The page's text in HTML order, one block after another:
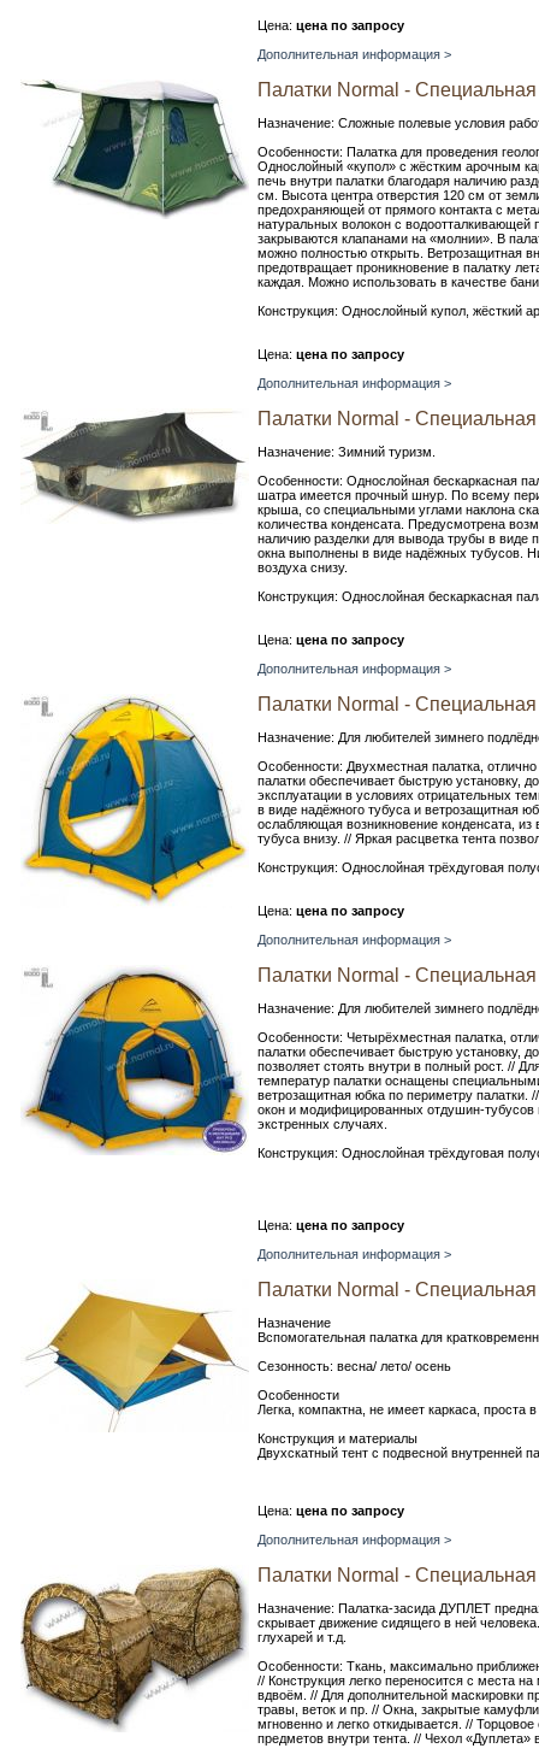
Цена: цена по запросу
Дополнительная информация >
Палатки Normal -
Назначение: Сложные полевые условия
Особенности: Палатка для проведения
Однослойный «купол» с жёстким арочным
печь внутри палатки благодаря наличию
см. Высота центра отверстия 120 см от
предохраняющей от прямого контакта с
натуральных волокон с водоотталкивающей
закрываются клапанами на «молнии». В
можно полностью открыть. Ветрозащитная
предотвращает проникновение в палатку
каждая. Можно использовать в качестве
Конструкция: Однослойный купол, жёсткий
Цена: цена по запросу
Дополнительная информация >
Палатки Normal -
Назначение: Зимний туризм.
Особенности: Однослойная бескаркасная
шатра имеется прочный шнур. По всему
крыша, со специальными углами наклона
количества конденсата. Предусмотрена
наличию разделки для вывода трубы в виде
окна выполнены в виде надёжных тубусов.
воздуха снизу.
Конструкция: Однослойная бескаркасная
Цена: цена по запросу
Дополнительная информация >
Палатки Normal -
Назначение: Для любителей зимнего
Особенности: Двухместная палатка,
палатки обеспечивает быструю установку,
эксплуатации в условиях отрицательных
в виде надёжного тубуса и ветрозащитная
ослабляющая возникновение конденсата,
тубуса внизу. // Яркая расцветка тента
Конструкция: Однослойная трёхдуговая
Цена: цена по запросу
Дополнительная информация >
Палатки Normal -
Назначение: Для любителей зимнего
Особенности: Четырёхместная палатка,
палатки обеспечивает быструю установку,
позволяет стоять внутри в полный рост. //
температур палатки оснащены
ветрозащитная юбка по периметру палатки.
окон и модифицированных отдушин-тубусов
экстренных случаях.
Конструкция: Однослойная трёхдуговая
Цена: цена по запросу
Дополнительная информация >
Палатки Normal -
Назначение
Вспомогательная палатка для
Сезонность: весна/ лето/ осень
Особенности
Легка, компактна, не имеет каркаса, проста
Конструкция и материалы
Двухскатный тент с подвесной внутренней
Цена: цена по запросу
Дополнительная информация >
Палатки Normal -
Назначение: Палатка-засида ДУПЛЕТ
скрывает движение сидящего в ней
глухарей и т.д.
Особенности: Ткань, максимально
// Конструкция легко переносится с места
вдвоём. // Для дополнительной маскировки
травы, веток и пр. // Окна, закрытые
мгновенно и легко откидывается. //
предметов внутри тента. // Чехол «Дуплета»